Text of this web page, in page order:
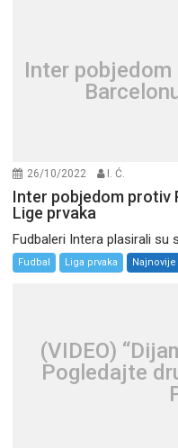
Inter
26/10/2022 I. Ć.
Inter pobjedom protiv
Lige prvaka
Fudbaleri Intera plasirali su
Fudbal Liga prvaka Najnovije
(VIDEO)
Pogledajte